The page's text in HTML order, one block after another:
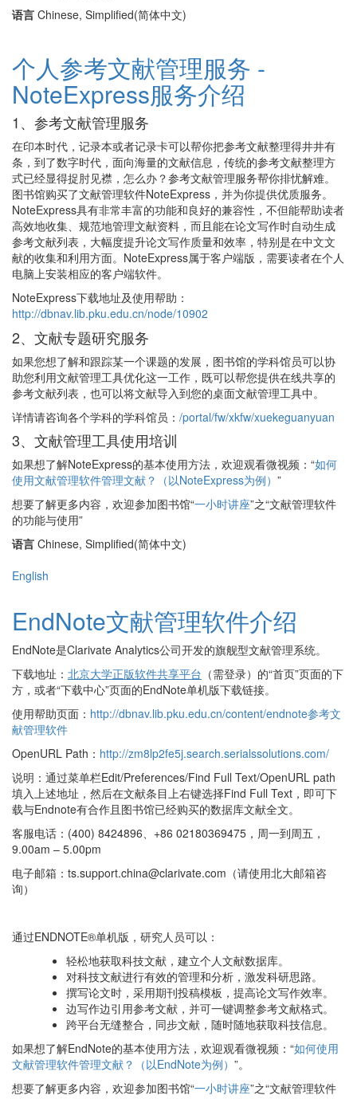
语言 Chinese, Simplified(简体中文)
个人参考文献管理服务 -
NoteExpress服务介绍
1、参考文献管理服务
在印本时代，记录本或者记录卡可以帮你把参考文献整理得井井有
条，到了数字时代，面向海量的文献信息，传统的参考文献整理方
式已经显得捉肘见襟，怎么办？参考文献管理服务帮你排忧解难。
图书馆购买了文献管理软件NoteExpress，并为你提供优质服务。
NoteExpress具有非常丰富的功能和良好的兼容性，不但能帮助读者
高效地收集、规范地管理文献资料，而且能在论文写作时自动生成
参考文献列表，大幅度提升论文写作质量和效率，特别是在中文文
献的收集和利用方面。NoteExpress属于客户端版，需要读者在个人
电脑上安装相应的客户端软件。
NoteExpress下载地址及使用帮助：
http://dbnav.lib.pku.edu.cn/node/10902
2、文献专题研究服务
如果您想了解和跟踪某一个课题的发展，图书馆的学科馆员可以协
助您利用文献管理工具优化这一工作，既可以帮您提供在线共享的
参考文献列表，也可以将文献导入到您的桌面文献管理工具中。
详情请咨询各个学科的学科馆员： /portal/fw/xkfw/xuekeguanyuan
3、文献管理工具使用培训
如果想了解NoteExpress的基本使用方法，欢迎观看微视频：“如何
使用文献管理软件管理文献？（以NoteExpress为例） ”
想要了解更多内容，欢迎参加图书馆“一小时讲座”之“文献管理软件
的功能与使用”
语言 Chinese, Simplified(简体中文)
English
EndNote文献管理软件介绍
EndNote是Clarivate Analytics公司开发的旗舰型文献管理系统。
下载地址： 北京大学正版软件共享平台 （需登录）的“首页”页面的下
方，或者“下载中心”页面的EndNote单机版下载链接。
使用帮助页面： http://dbnav.lib.pku.edu.cn/content/endnote参考文
献管理软件
OpenURL Path： http://zm8lp2fe5j.search.serialssolutions.com/
说明：通过菜单栏Edit/Preferences/Find Full Text/OpenURL path
填入上述地址，然后在文献条目上右键选择Find Full Text，即可下
载与Endnote有合作且图书馆已经购买的数据库文献全文。
客服电话：(400) 8424896、+86 02180369475，周一到周五，
9.00am – 5.00pm
电子邮箱：ts.support.china@clarivate.com（请使用北大邮箱咨
询）
通过ENDNOTE®单机版，研究人员可以：
轻松地获取科技文献，建立个人文献数据库。
对科技文献进行有效的管理和分析，激发科研思路。
撰写论文时，采用期刊投稿模板，提高论文写作效率。
边写作边引用参考文献，并可一键调整参考文献格式。
跨平台无缝整合，同步文献，随时随地获取科技信息。
如果想了解EndNote的基本使用方法，欢迎观看微视频：“如何使用
文献管理软件管理文献？（以EndNote为例） ”。
想要了解更多内容，欢迎参加图书馆“一小时讲座”之“文献管理软件